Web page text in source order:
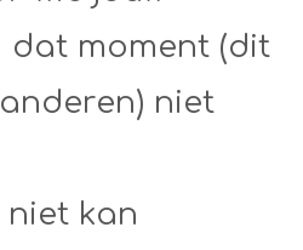
dat moment (dit
niet
kan